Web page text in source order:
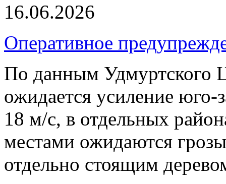
16.06.2026
Оперативное
По данным
ожидается усиление юго-
18 м/с, в отдельных
местами ожидаются
отдельно стоящим